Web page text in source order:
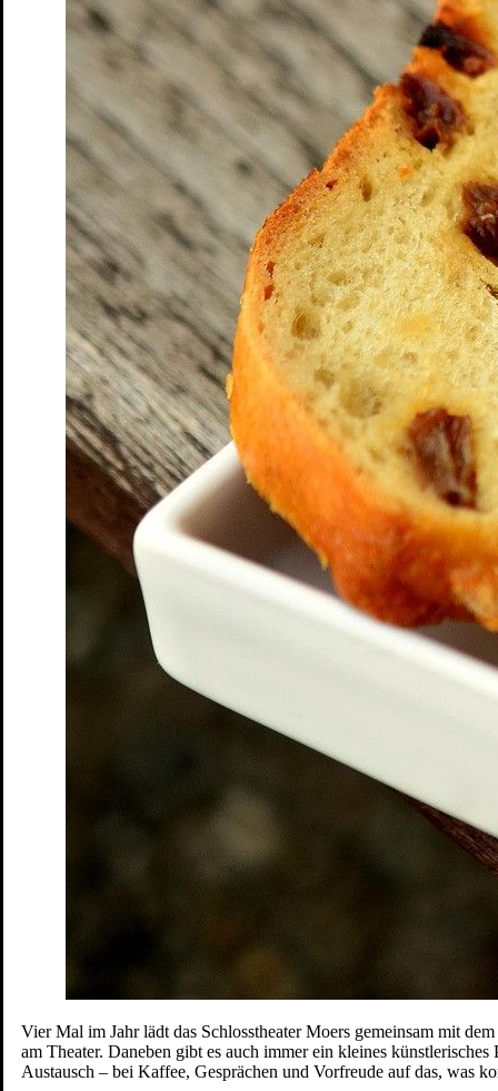
Vier Mal im Jahr lädt das Schlosstheater Moers gemeinsam mit
am Theater. Daneben gibt es auch immer ein kleines
Austausch – bei Kaffee, Gesprächen und Vorfreude auf das, was
Das Theater
Ensemble & Team
Freunde
Kooperationen
Geschichte
Offene Stellen
Junges S.T.M.
Spielplan
Penguin’s Days
Mitmachen
Schulen und Kitas